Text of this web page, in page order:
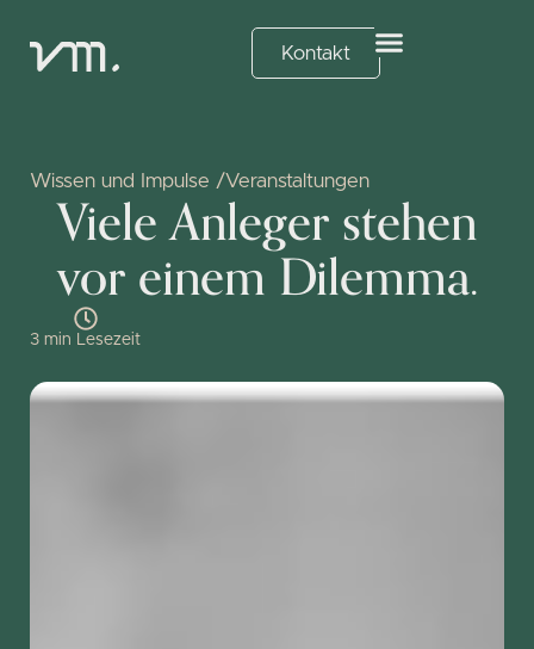
Kontakt
Wissen und Impulse /Veranstaltungen
Viele Anleger stehen
vor einem Dilemma.
3 min Lesezeit